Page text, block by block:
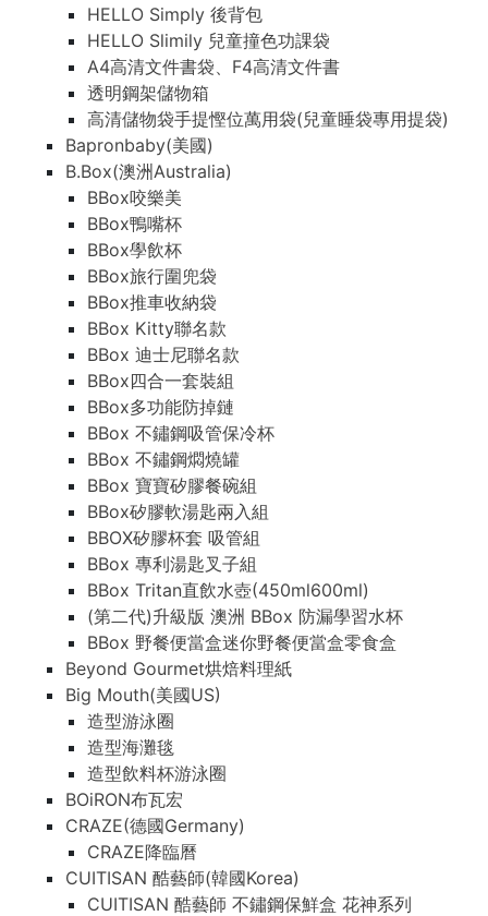
HELLO Simply 後背包
HELLO Slimily 兒童撞色功課袋
A4高清文件書袋、F4高清文件書
透明鋼架儲物箱
高清儲物袋手提慳位萬用袋(兒童睡袋專用提袋)
Bapronbaby(美國)
B.Box(澳洲Australia)
BBox咬樂美
BBox鴨嘴杯
BBox學飲杯
BBox旅行圍兜袋
BBox推車收納袋
BBox Kitty聯名款
BBox 迪士尼聯名款
BBox四合一套裝組
BBox多功能防掉鏈
BBox 不鏽鋼吸管保冷杯
BBox 不鏽鋼燜燒罐
BBox 寶寶矽膠餐碗組
BBox矽膠軟湯匙兩入組
BBOX矽膠杯套 吸管組
BBox 專利湯匙叉子組
BBox Tritan直飲水壺(450ml600ml)
(第二代)升級版 澳洲 BBox 防漏學習水杯
BBox 野餐便當盒迷你野餐便當盒零食盒
Beyond Gourmet烘焙料理紙
Big Mouth(美國US)
造型游泳圈
造型海灘毯
造型飲料杯游泳圈
BOiRON布瓦宏
CRAZE(德國Germany)
CRAZE降臨曆
CUITISAN 酷藝師(韓國Korea)
CUITISAN 酷藝師 不鏽鋼保鮮盒 花神系列